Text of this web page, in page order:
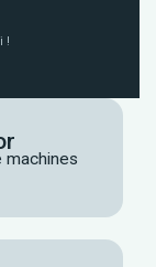
!
machines